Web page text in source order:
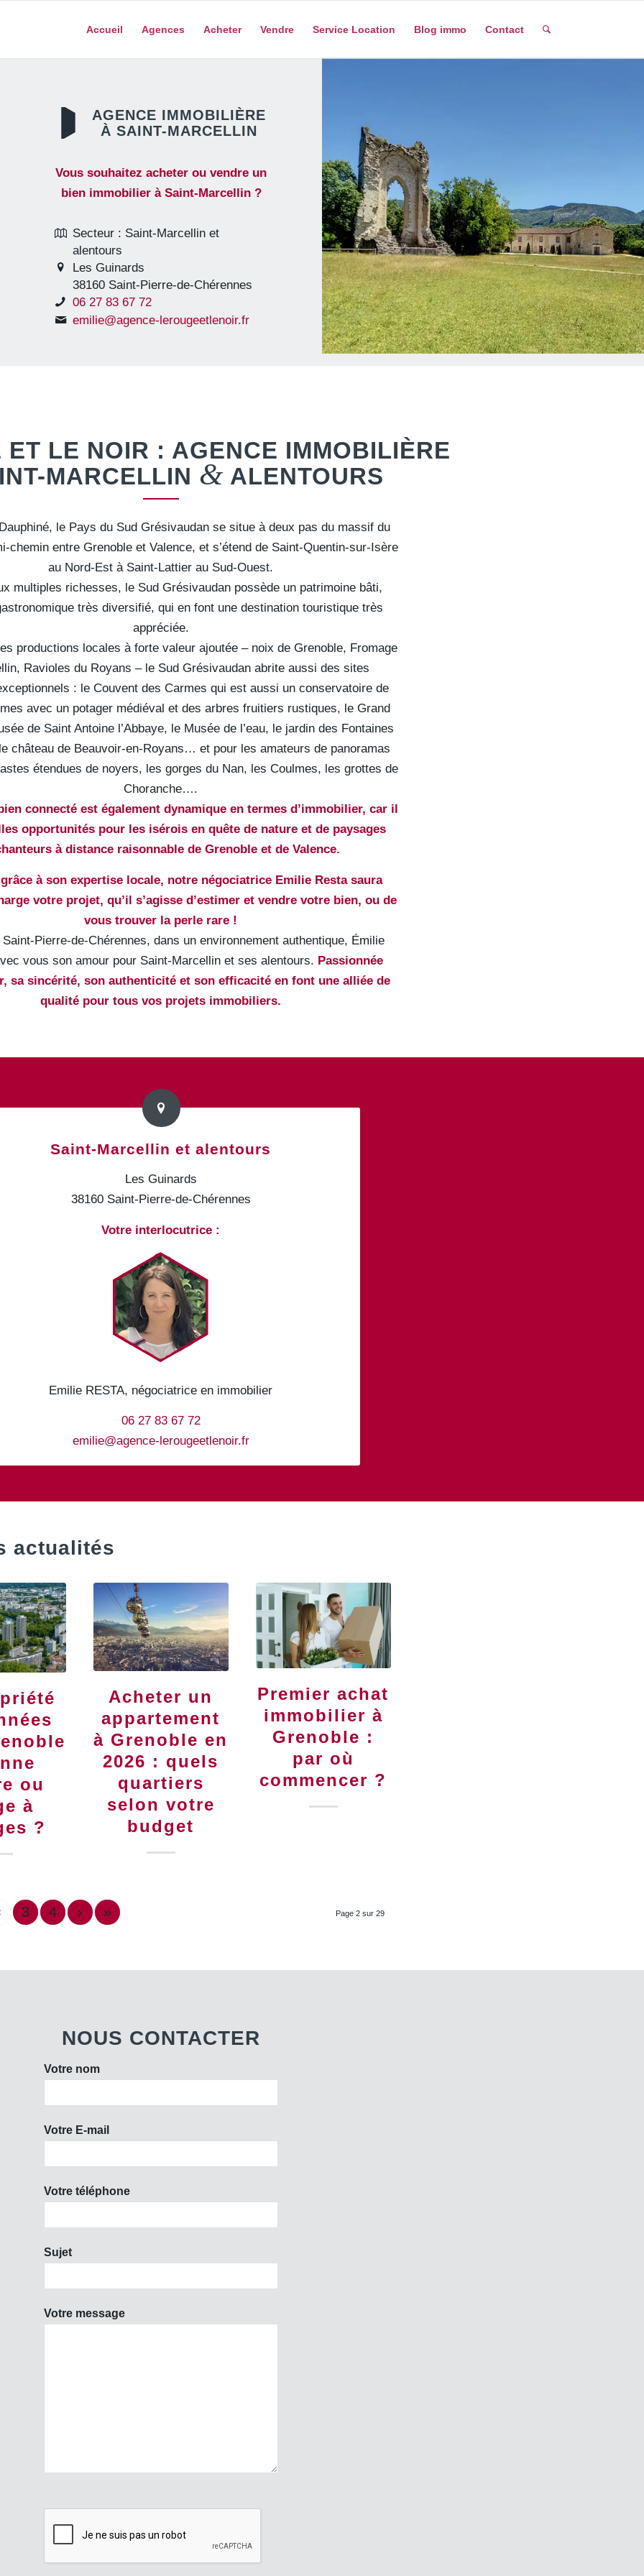
Accueil Agences Acheter Vendre Service Location Blog immo Contact
AGENCE IMMOBILIÈRE
À SAINT-MARCELLIN
Vous souhaitez acheter ou vendre un
bien immobilier à Saint-Marcellin ?
Secteur : Saint-Marcellin et
alentours
Les Guinards
38160 Saint-Pierre-de-Chérennes
06 27 83 67 72
emilie@agence-lerougeetlenoir.fr
ET LE NOIR : AGENCE IMMOBILIÈRE
MARCELLIN &ALENTOURS
le Pays du Sud Grésivaudan se situe à deux pas du massif du
chemin entre Grenoble et Valence, et s’étend de Saint-Quentin-sur-Isère
au Nord-Est à Saint-Lattier au Sud-Ouest.
multiples richesses, le Sud Grésivaudan possède un patrimoine bâti,
très diversifié, qui en font une destination touristique très
appréciée.
productions locales à forte valeur ajoutée – noix de Grenoble, Fromage
Ravioles du Royans – le Sud Grésivaudan abrite aussi des sites
: le Couvent des Carmes qui est aussi un conservatoire de
avec un potager médiéval et des arbres fruitiers rustiques, le Grand
de Saint Antoine l’Abbaye, le Musée de l’eau, le jardin des Fontaines
château de Beauvoir-en-Royans… et pour les amateurs de panoramas
étendues de noyers, les gorges du Nan, les Coulmes, les grottes de
Choranche….
connecté est également dynamique en termes d’immobilier, car il
opportunités pour les isérois en quête de nature et de paysages
à distance raisonnable de Grenoble et de Valence.
à son expertise locale, notre négociatrice Emilie Resta saura
votre projet, qu’il s’agisse d’estimer et vendre votre bien, ou de
vous trouver la perle rare !
Pierre-de-Chérennes, dans un environnement authentique, Émilie
vous son amour pour Saint-Marcellin et ses alentours. Passionnée
sa sincérité, son authenticité et son efficacité en font une alliée de
qualité pour tous vos projets immobiliers.
Saint-Marcellin et alentours
Les Guinards
38160 Saint-Pierre-de-Chérennes
Votre interlocutrice :
Emilie RESTA, négociatrice en immobilier
06 27 83 67 72
emilie@agence-lerougeetlenoir.fr
actualités
ou
à
?
Acheter un
appartement
à Grenoble en
2026 : quels
quartiers
selon votre
budget
Premier achat
immobilier à
Grenoble :
par où
commencer ?
Page 2 sur 29
3 4 › »
NOUS CONTACTER
Votre nom
Votre E-mail
Votre téléphone
Sujet
Votre message